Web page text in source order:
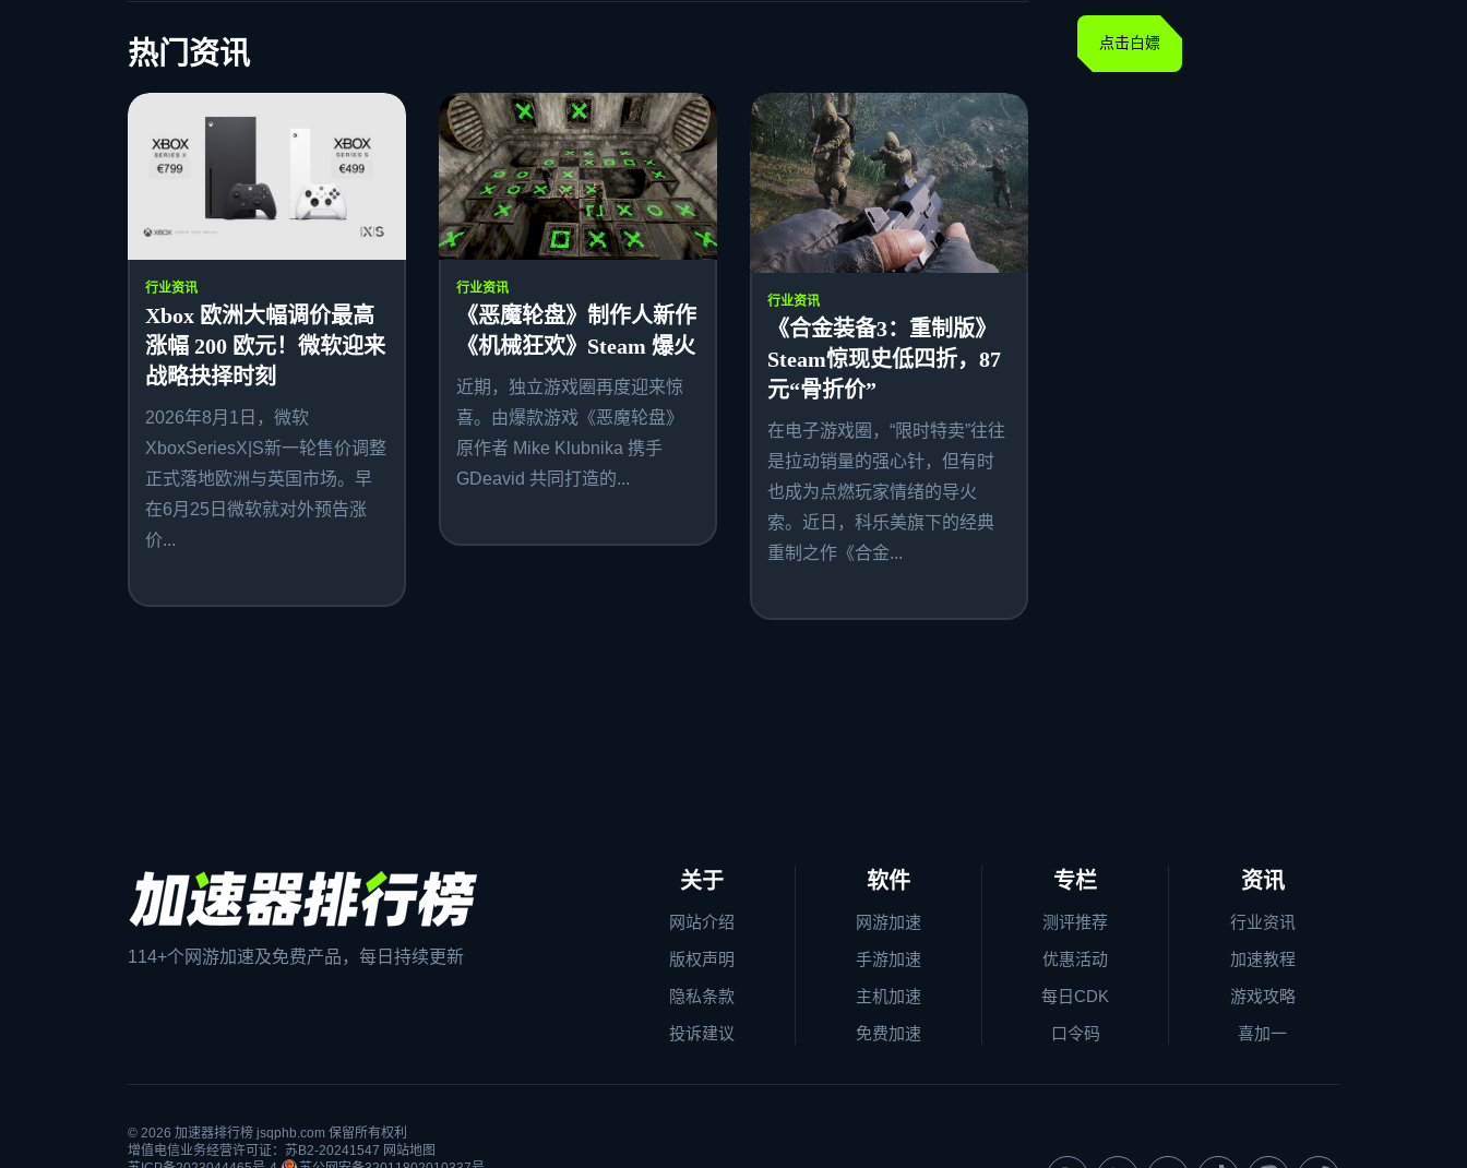
热门资讯
行业资讯
Xbox 欧洲大幅调价最高
涨幅 200 欧元！微软迎来
战略抉择时刻
2026年8月1日，微软
XboxSeriesX|S新一轮售价调整
正式落地欧洲与英国市场。早
在6月25日微软就对外预告涨
价...
行业资讯
《恶魔轮盘》制作人新作
《机械狂欢》Steam 爆火
近期，独立游戏圈再度迎来惊
喜。由爆款游戏《恶魔轮盘》
原作者 Mike Klubnika 携手
GDeavid 共同打造的...
行业资讯
《合金装备3：重制版》
Steam惊现史低四折，87
元“骨折价”
在电子游戏圈，“限时特卖”往往
是拉动销量的强心针，但有时
也成为点燃玩家情绪的导火
索。近日，科乐美旗下的经典
重制之作《合金...
点击白嫖
114+个网游加速及免费产品，每日持续更新
关于
网站介绍
版权声明
隐私条款
投诉建议
软件
网游加速
手游加速
主机加速
免费加速
专栏
测评推荐
优惠活动
每日CDK
口令码
资讯
行业资讯
加速教程
游戏攻略
喜加一
© 2026 加速器排行榜 jsqphb.com 保留所有权利
增值电信业务经营许可证：苏B2-20241547 网站地图